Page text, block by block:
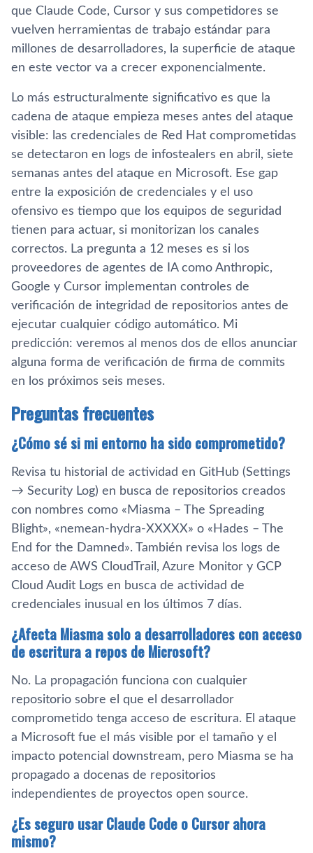
que Claude Code, Cursor y sus competidores se
vuelven herramientas de trabajo estándar para
millones de desarrolladores, la superficie de ataque
en este vector va a crecer exponencialmente.
Lo más estructuralmente significativo es que la
cadena de ataque empieza meses antes del ataque
visible: las credenciales de Red Hat comprometidas
se detectaron en logs de infostealers en abril, siete
semanas antes del ataque en Microsoft. Ese gap
entre la exposición de credenciales y el uso
ofensivo es tiempo que los equipos de seguridad
tienen para actuar, si monitorizan los canales
correctos. La pregunta a 12 meses es si los
proveedores de agentes de IA como Anthropic,
Google y Cursor implementan controles de
verificación de integridad de repositorios antes de
ejecutar cualquier código automático. Mi
predicción: veremos al menos dos de ellos anunciar
alguna forma de verificación de firma de commits
en los próximos seis meses.
Preguntas frecuentes
¿Cómo sé si mi entorno ha sido comprometido?
Revisa tu historial de actividad en GitHub (Settings
→ Security Log) en busca de repositorios creados
con nombres como «Miasma – The Spreading
Blight», «nemean-hydra-XXXXX» o «Hades – The
End for the Damned». También revisa los logs de
acceso de AWS CloudTrail, Azure Monitor y GCP
Cloud Audit Logs en busca de actividad de
credenciales inusual en los últimos 7 días.
¿Afecta Miasma solo a desarrolladores con acceso
de escritura a repos de Microsoft?
No. La propagación funciona con cualquier
repositorio sobre el que el desarrollador
comprometido tenga acceso de escritura. El ataque
a Microsoft fue el más visible por el tamaño y el
impacto potencial downstream, pero Miasma se ha
propagado a docenas de repositorios
independientes de proyectos open source.
¿Es seguro usar Claude Code o Cursor ahora
mismo?